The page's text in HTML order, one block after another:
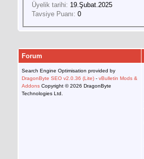
Üyelik tarihi: 19.Şubat.2025
Tavsiye Puanı: 0
Forum
Search Engine Optimisation provided by
DragonByte SEO v2.0.36 (Lite) - vBulletin Mods &
Addons Copyright © 2026 DragonByte
Technologies Ltd.